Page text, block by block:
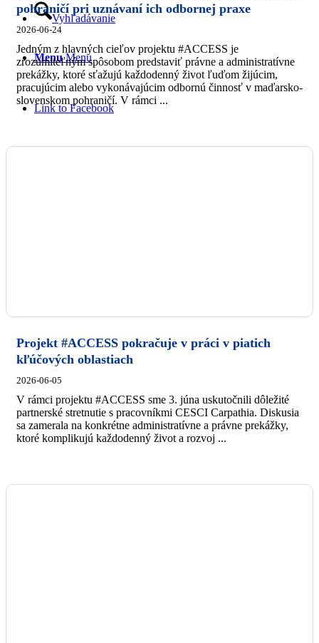
Vyhľadávanie
Menu Menu
Link to Facebook
pohraničí pri uznávaní ich odbornej praxe
2026-06-24
Jedným z hlavných cieľov projektu #ACCESS je
zrozumiteľným spôsobom predstaviť právne a administratívne
prekážky, ktoré sťažujú každodenný život ľuďom žijúcim,
pracujúcim alebo vykonávajúcim odbornú činnosť v maďarsko-
slovenskom pohraničí. V rámci ...
Projekt #ACCESS pokračuje v práci v piatich
kľúčových oblastiach
2026-06-05
V rámci projektu #ACCESS sme 3. júna uskutočnili dôležité
partnerské stretnutie s pracovníkmi CESCI Carpathia. Diskusia
sa zamerala na konkrétne administratívne a právne prekážky,
ktoré komplikujú každodenný život a rozvoj ...